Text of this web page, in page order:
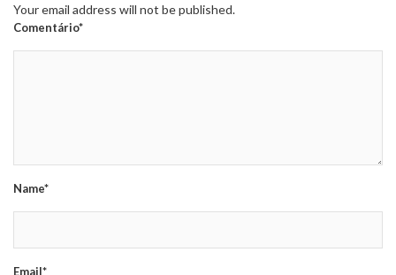
Your email address will not be published.
Comentário*
Name*
Email*